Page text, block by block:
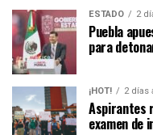
ESTADO 2
Puebla
para
¡HOT! 2 días
Aspirantes
examen de